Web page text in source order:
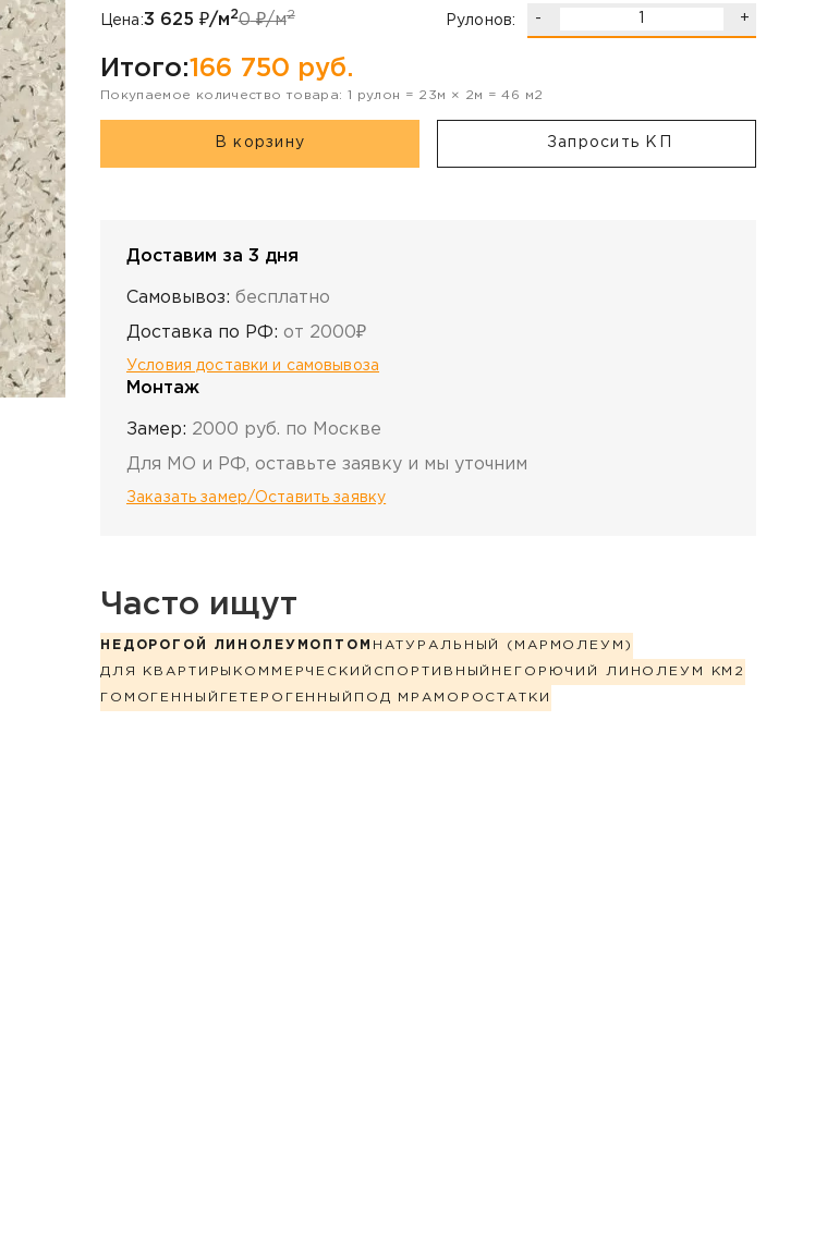
Цена:3 625 ₽/м20₽/м2 Рулонов: - +
Итого:166 750 руб.
Покупаемое количество товара: 1 рулон = 23м × 2м =46 м2
В корзину Запросить КП
Доставим за 3 дня
Самовывоз: бесплатно
Доставка по РФ: от 2000₽
Условия доставки и самовывоза
Монтаж
Замер: 2000 руб. по Москве
Для МО и РФ, оставьте заявку и мы уточним
Заказать замер/Оставить заявку
Часто ищут
НЕДОРОГОЙ ЛИНОЛЕУМ ОПТОМ НАТУРАЛЬНЫЙ (МАРМОЛЕУМ)
ДЛЯ КВАРТИРЫ КОММЕРЧЕСКИЙ СПОРТИВНЫЙ НЕГОРЮЧИЙ ЛИНОЛЕУМ КМ2
ГОМОГЕННЫЙ ГЕТЕРОГЕННЫЙ ПОД МРАМОР ОСТАТКИ